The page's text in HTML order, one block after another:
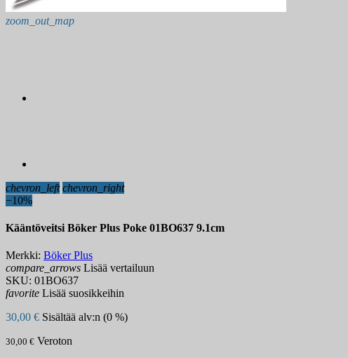
zoom_out_map
chevron_left chevron_right
−10%
Kääntöveitsi Böker Plus Poke 01BO637 9.1cm
Merkki: Böker Plus
compare_arrows Lisää vertailuun
SKU: 01BO637
favorite Lisää suosikkeihin
30,00 € Sisältää alv:n (0 %)
30,00 € Veroton